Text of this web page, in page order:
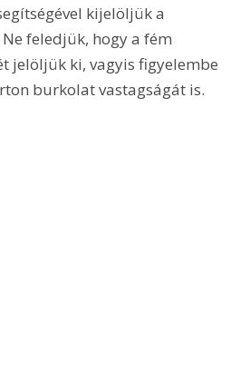
kijelöljük a
feledjük, hogy a fém
jelöljük ki, vagyis figyelembe
burkolat vastagságát is.